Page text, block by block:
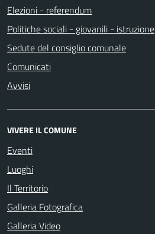
Elezioni - referendum
Politiche sociali - giovanili - istruzione
Sedute del consiglio comunale
Comunicati
Avvisi
VIVERE IL COMUNE
Eventi
Luoghi
Il Territorio
Galleria Fotografica
Galleria Video